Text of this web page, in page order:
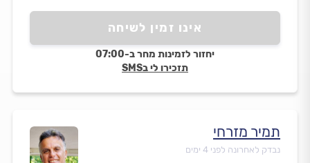
אינו זמין לשיחה
יחזור לזמינות מחר ב-07:00
תזכירו לי בSMS
תמיר מזרחי
נבדק לאחרונה לפני 4 ימים